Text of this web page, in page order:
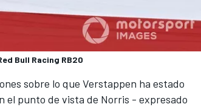
Bull Racing RB20
sobre lo que Verstappen ha estado
el punto de vista de Norris - expresado